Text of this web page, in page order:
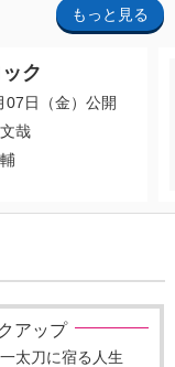
もっと見る
ク
07日（金）公開
哉
アップ
太刀に宿る人生